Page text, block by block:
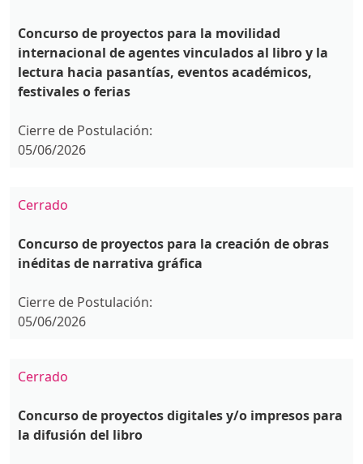
Concurso de proyectos para la movilidad
internacional de agentes vinculados al libro y la
lectura hacia pasantías, eventos académicos,
festivales o ferias
Cierre de Postulación:
05/06/2026
Cerrado
Concurso de proyectos para la creación de obras
inéditas de narrativa gráfica
Cierre de Postulación:
05/06/2026
Cerrado
Concurso de proyectos digitales y/o impresos para
la difusión del libro